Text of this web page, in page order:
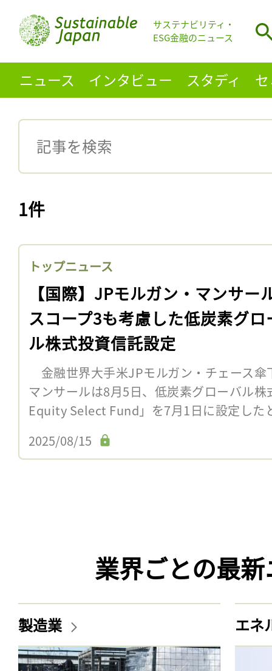
サステナビリティ・
ESG金融のニュース
ニュース インタビュー スタディ
1件
トップニュース
【国際】JPモルガン・マンサー
スコープ3も考慮した低炭素グロ
ル株式投資信託設定
金融世界大手米JPモルガン・チェース
マンサールは8月5日、低炭素グローバル
Equity Select Fund」を7月1日に設定し
2025/08/15
業界ごとの最
製造業 エネ